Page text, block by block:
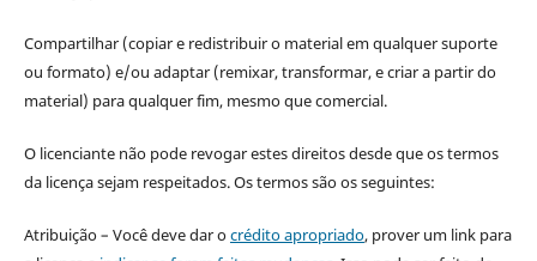
Compartilhar (copiar e redistribuir o material em qualquer suporte
ou formato) e/ou adaptar (remixar, transformar, e criar a partir do
material) para qualquer fim, mesmo que comercial.
O licenciante não pode revogar estes direitos desde que os termos
da licença sejam respeitados. Os termos são os seguintes:
Atribuição – Você deve dar ocrédito apropriado, prover um link para